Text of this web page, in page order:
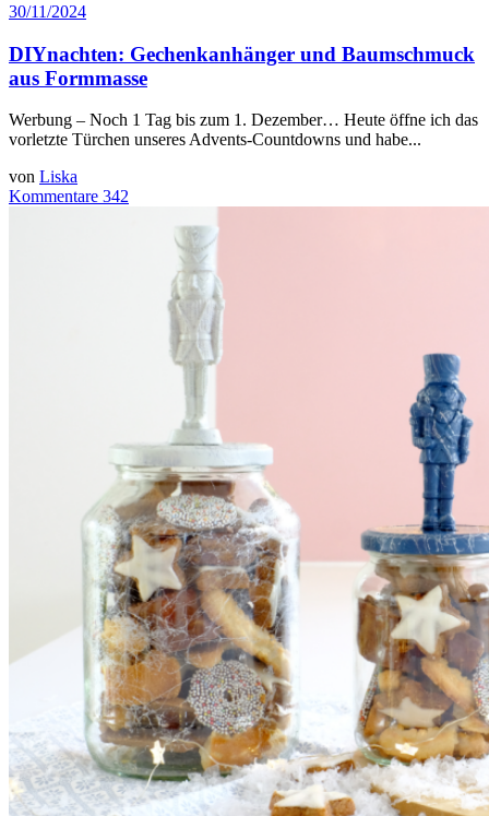
30/11/2024
DIYnachten: Gechenkanhänger und Baumschmuck
aus Formmasse
Werbung – Noch 1 Tag bis zum 1. Dezember… Heute öffne ich das
vorletzte Türchen unseres Advents-Countdowns und habe...
von Liska
Kommentare 342